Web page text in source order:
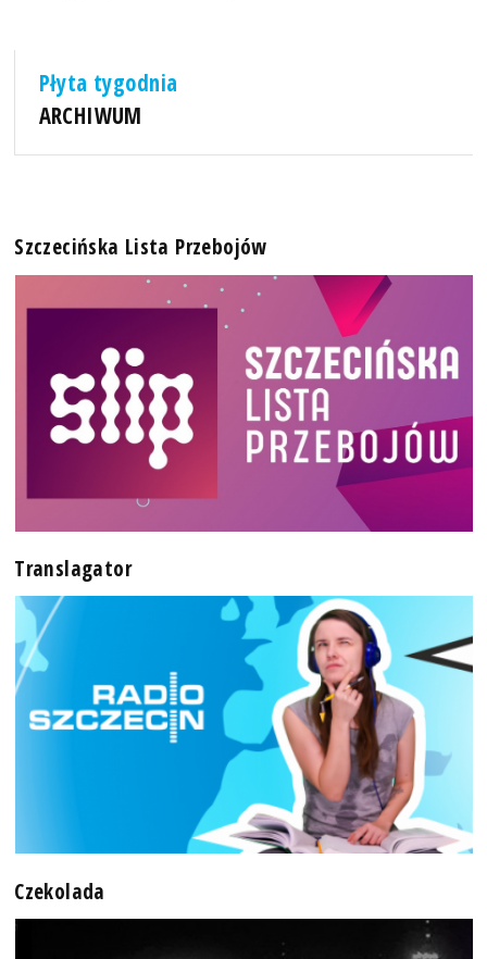
Płyta tygodnia
ARCHIWUM
Szczecińska Lista Przebojów
Translagator
Czekolada